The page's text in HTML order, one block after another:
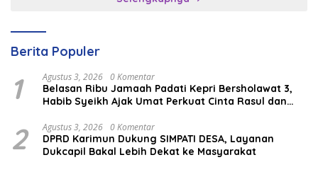
Berita Populer
1 Agustus 3, 2026 0 Komentar
Belasan Ribu Jamaah Padati Kepri Bersholawat 3,
Habib Syeikh Ajak Umat Perkuat Cinta Rasul dan
2 Agustus 3, 2026 0 Komentar
DPRD Karimun Dukung SIMPATI DESA, Layanan
Dukcapil Bakal Lebih Dekat ke Masyarakat